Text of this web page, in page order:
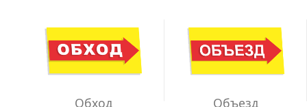
Обход Объезд